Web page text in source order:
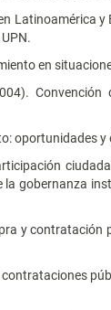
Latinoamérica
en
oportunidades
gobernanza
y contratación